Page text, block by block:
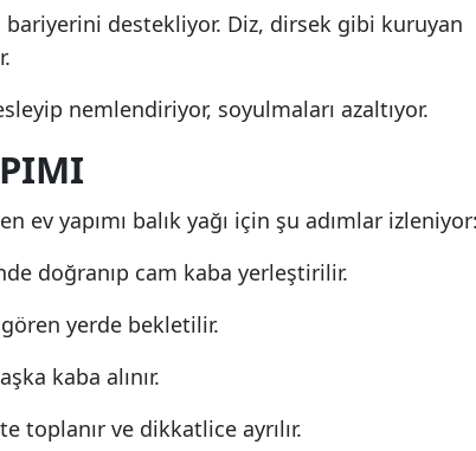
destekliyor. Diz, dirsek gibi kuruyan
nemlendiriyor, soyulmaları azaltıyor.
ev yapımı balık yağı için şu adımlar
doğranıp cam kaba yerleştirilir.
yerde bekletilir.
kaba alınır.
toplanır ve dikkatlice ayrılır.